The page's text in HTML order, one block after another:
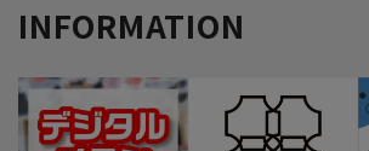
INFORMATION